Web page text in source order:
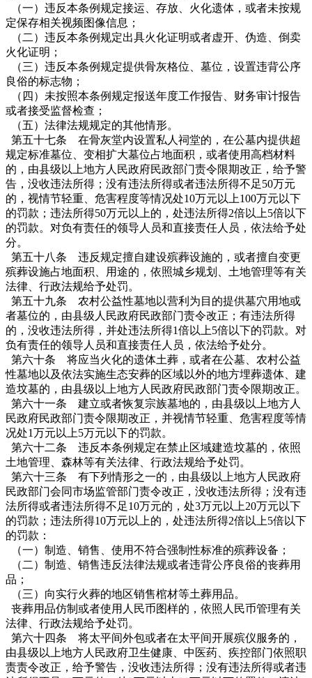
（一）违反本条例规定接运、存放、火化遗体，或者未按规
定保存相关视频图像信息；
（二）违反本条例规定出具火化证明或者虚开、伪造、倒卖
火化证明；
（三）违反本条例规定提供骨灰格位、墓位，设置违背公序
良俗的标志物；
（四）未按照本条例规定报送年度工作报告、财务审计报告
或者接受监督检查；
（五）法律法规规定的其他情形。
第五十七条 在骨灰堂内设置私人祠堂的，在公墓内提供超
规定标准墓位、变相扩大墓位占地面积，或者使用高档材料
的，由县级以上地方人民政府民政部门责令限期改正，给予警
告，没收违法所得；没有违法所得或者违法所得不足50万元
的，视情节轻重、危害程度等情况处10万元以上100万元以下
的罚款；违法所得50万元以上的，处违法所得2倍以上5倍以下
的罚款。对负有责任的领导人员和直接责任人员，依法给予处
分。
第五十八条 违反规定擅自建设殡葬设施的，或者擅自变更
殡葬设施占地面积、用途的，依照城乡规划、土地管理等有关
法律、行政法规给予处罚。
第五十九条 农村公益性墓地以营利为目的提供墓穴用地或
者墓位的，由县级人民政府民政部门责令改正；有违法所得
的，没收违法所得，并处违法所得1倍以上5倍以下的罚款。对
负有责任的领导人员和直接责任人员，依法给予处分。
第六十条 将应当火化的遗体土葬，或者在公墓、农村公益
性墓地以及依法实施生态安葬的区域以外的地方埋葬遗体、建
造坟墓的，由县级以上地方人民政府民政部门责令限期改正。
第六十一条 建立或者恢复宗族墓地的，由县级以上地方人
民政府民政部门责令限期改正，并视情节轻重、危害程度等情
况处1万元以上5万元以下的罚款。
第六十二条 违反本条例规定在禁止区域建造坟墓的，依照
土地管理、森林等有关法律、行政法规给予处罚。
第六十三条 有下列情形之一的，由县级以上地方人民政府
民政部门会同市场监管部门责令改正，没收违法所得；没有违
法所得或者违法所得不足10万元的，处3万元以上20万元以下
的罚款；违法所得10万元以上的，处违法所得2倍以上5倍以下
的罚款：
（一）制造、销售、使用不符合强制性标准的殡葬设备；
（二）制造、销售违反法律法规或者违背公序良俗的丧葬用
品；
（三）向实行火葬的地区销售棺材等土葬用品。
丧葬用品仿制或者使用人民币图样的，依照人民币管理有关
法律、行政法规给予处罚。
第六十四条 将太平间外包或者在太平间开展殡仪服务的，
由县级以上地方人民政府卫生健康、中医药、疾控部门依照职
责责令改正，给予警告，没收违法所得；没有违法所得或者违